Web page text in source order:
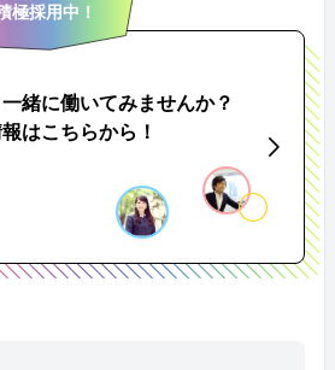
極採用中！
緒に働いてみませんか？
はこちらから！